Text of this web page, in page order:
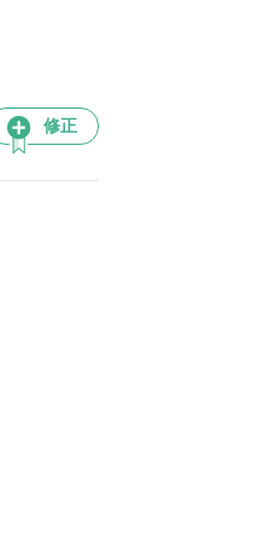
修正